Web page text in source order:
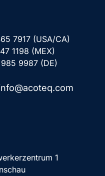
7917 (USA/CA)
1198 (MEX)
9987 (DE)
1